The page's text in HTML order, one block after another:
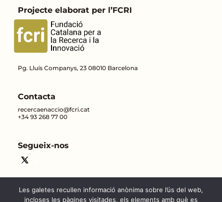
Projecte elaborat per l’FCRI
Pg. Lluís Companys, 23 08010 Barcelona
Contacta
recercaenaccio@fcri.cat
+34 93 268 77 00
Segueix-nos
Les galetes recullen informació anònima sobre l’ús del web,
incloses les pàgines visitades, els elements amb què es